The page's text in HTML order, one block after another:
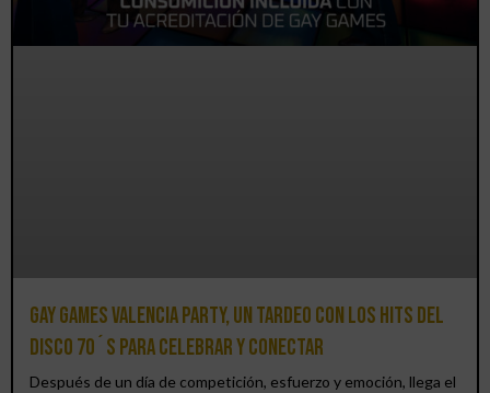
Gay Games Valencia Party, un tardeo con los hits del
DISCO 70´S para celebrar y conectar
Después de un día de competición, esfuerzo y emoción, llega el